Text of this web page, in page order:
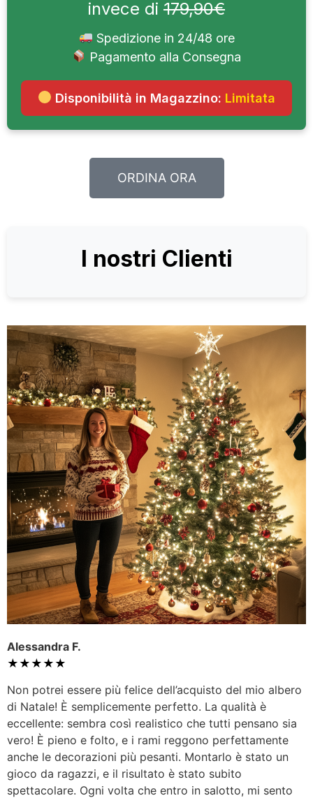
invece di 179,90€
Spedizione in 24/48 ore
Pagamento alla Consegna
Disponibilità in Magazzino: Limitata
ORDINA ORA
I nostri Clienti
Alessandra F.
★★★★★
Non potrei essere più felice dell’acquisto del mio albero
di Natale! È semplicemente perfetto. La qualità è
eccellente: sembra così realistico che tutti pensano sia
vero! È pieno e folto, e i rami reggono perfettamente
anche le decorazioni più pesanti. Montarlo è stato un
gioco da ragazzi, e il risultato è stato subito
spettacolare. Ogni volta che entro in salotto, mi sento